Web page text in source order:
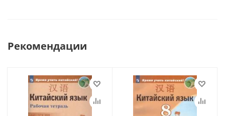
Рекомендации